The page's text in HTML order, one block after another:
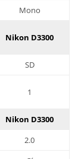
Mono
Nikon D3300
SD
1
Nikon D3300
2.0